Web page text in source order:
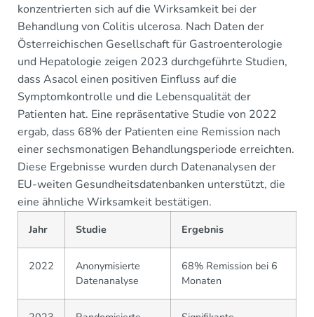
konzentrierten sich auf die Wirksamkeit bei der
Behandlung von Colitis ulcerosa. Nach Daten der
Österreichischen Gesellschaft für Gastroenterologie
und Hepatologie zeigen 2023 durchgeführte Studien,
dass Asacol einen positiven Einfluss auf die
Symptomkontrolle und die Lebensqualität der
Patienten hat. Eine repräsentative Studie von 2022
ergab, dass 68% der Patienten eine Remission nach
einer sechsmonatigen Behandlungsperiode erreichten.
Diese Ergebnisse wurden durch Datenanalysen der
EU-weiten Gesundheitsdatenbanken unterstützt, die
eine ähnliche Wirksamkeit bestätigen.
Jahr Studie Ergebnis
2022
Anonymisierte
Datenanalyse
68% Remission bei 6
Monaten